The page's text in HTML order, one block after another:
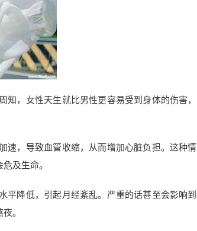
，女性天生就比男性更容易受到身体的伤害，
速，导致血管收缩，从而增加心脏负担。这种情
及生命。
平降低，引起月经紊乱。严重的话甚至会影响到
。